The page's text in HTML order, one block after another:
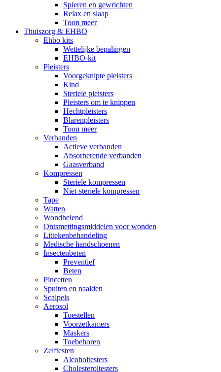
Spieren en gewrichten
Relax en slaap
Toon meer
Thuiszorg & EHBO
Ehbo kits
Wettelijke bepalingen
EHBO-kit
Pleisters
Voorgeknipte pleisters
Kind
Steriele pleisters
Pleisters om te knippen
Hechtpleisters
Blarenpleisters
Toon meer
Verbanden
Actieve verbanden
Absorberende verbanden
Gaasverband
Kompressen
Steriele kompressen
Niet-steriele kompressen
Tape
Watten
Wondhelend
Ontsmettingsmiddelen voor wonden
Littekenbehandeling
Medische handschoenen
Insectenbeten
Preventief
Beten
Pincetten
Spuiten en naalden
Scalpels
Aerosol
Toestellen
Voorzetkamers
Maskers
Toebehoren
Zelftesten
Alcoholtesters
Cholesteroltesters